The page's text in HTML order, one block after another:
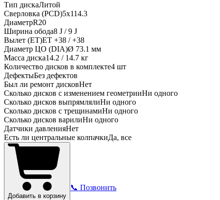
Тип дискаЛитой
Сверловка (PCD)5x114.3
ДиаметрR20
Ширина обода8 J / 9 J
Вылет (ET)ET +38 / +38
Диаметр ЦО (DIA)Ø 73.1 мм
Масса диска14.2 / 14.7 кг
Количество дисков в комплекте4 шт
ДефектыБез дефектов
Был ли ремонт дисковНет
Сколько дисков с изменением геометрииНи одного
Сколько дисков выпрямлялиНи одного
Сколько дисков с трещинамиНи одного
Сколько дисков варилиНи одного
Датчики давленияНет
Есть ли центральные колпачкиДа, все
Добавить в корзину
📞 Позвонить